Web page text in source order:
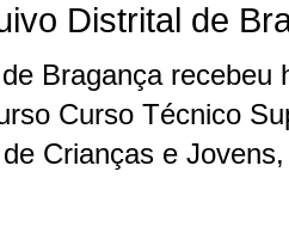
Distrital de
Bragança recebeu
Curso Técnico
Crianças e